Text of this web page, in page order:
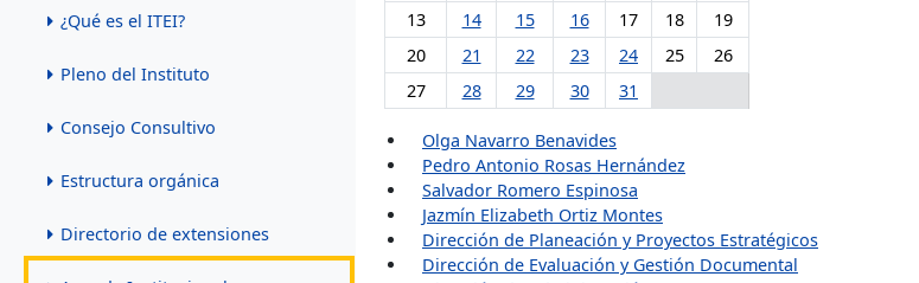
¿Qué es el ITEI?
Pleno del Instituto
Consejo Consultivo
Estructura orgánica
Directorio de extensiones
13
14 15 16 17 18
19
20
21 22 23 24 25
26
27
28 29 30 31
Olga Navarro Benavides
Pedro Antonio Rosas Hernández
Salvador Romero Espinosa
Jazmín Elizabeth Ortiz Montes
Dirección de Planeación y Proyectos Estratégicos
Dirección de Evaluación y Gestión Documental